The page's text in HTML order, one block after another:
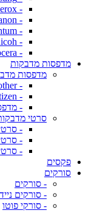
- Xerox
- Canon
- Pantum
- Ricoh
- Kyocera
מדפסות מדבקות
מדפסות
- Brother
- Citizen
-
סרטי
-
-
-
פקסים
סורקים
- סורקים
- סורקים
- סורקי פוטו